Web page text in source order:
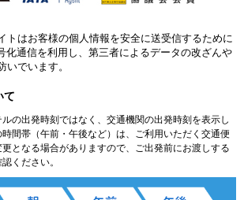
トはお客様の個人情報を安全に送受信するために
化通信を利用し、第三者によるデータの改ざんや
いでいます。
て
の出発時刻ではなく、交通機関の出発時刻を表示し
間帯（午前・午後など）は、ご利用いただく交通便
となる場合がありますので、ご出発前にお渡しする
ください。